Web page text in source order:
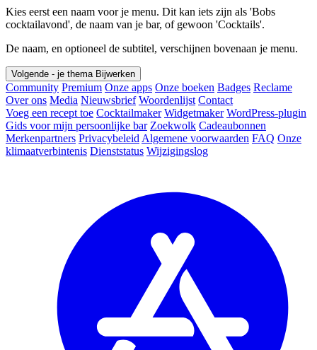
Kies eerst een naam voor je menu. Dit kan iets zijn als 'Bobs
cocktailavond', de naam van je bar, of gewoon 'Cocktails'.
De naam, en optioneel de subtitel, verschijnen bovenaan je menu.
Volgende - je thema Bijwerken
Community Premium Onze apps Onze boeken Badges Reclame
Over ons Media Nieuwsbrief Woordenlijst Contact
Voeg een recept toe Cocktailmaker Widgetmaker WordPress-plugin
Gids voor mijn persoonlijke bar Zoekwolk Cadeaubonnen
Merkenpartners Privacybeleid Algemene voorwaarden FAQ Onze
klimaatverbintenis Dienststatus Wijzigingslog